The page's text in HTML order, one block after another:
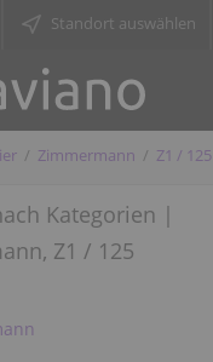
Standort auswählen
Zimmermann Z1 / 125
Kategorien |
Z1 / 125